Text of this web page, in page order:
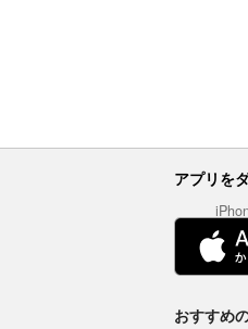
アプリを
おすすめ